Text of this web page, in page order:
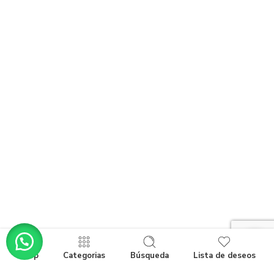
Shop Categorias Búsqueda Lista de deseos